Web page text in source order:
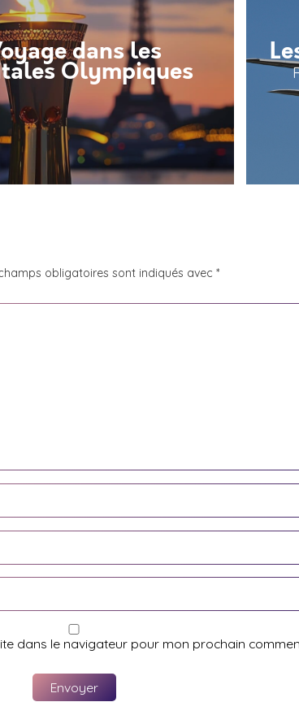
dans les
Olympiques
obligatoires sont indiqués avec *
dans le navigateur pour mon prochain